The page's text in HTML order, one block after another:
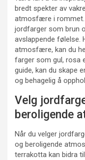
bredt spekter av
atmosfære i rommet.
jordfarger som brun
avslappende følelse.
atmosfære, kan du
farger som gul, rosa
guide, kan du skape
og behagelig å
Velg
beroligende
Når du velger
og beroligende
terrakotta kan bidra